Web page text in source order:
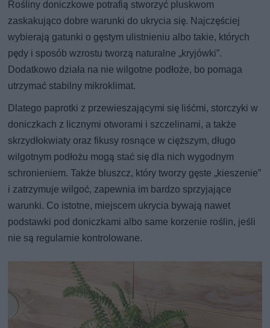
Rośliny doniczkowe potrafią stworzyć pluskwom
zaskakująco dobre warunki do ukrycia się. Najczęściej
wybierają gatunki o gęstym ulistnieniu albo takie, których
pędy i sposób wzrostu tworzą naturalne „kryjówki”.
Dodatkowo działa na nie wilgotne podłoże, bo pomaga
utrzymać stabilny mikroklimat.
Dlatego paprotki z przewieszającymi się liśćmi, storczyki w
doniczkach z licznymi otworami i szczelinami, a także
skrzydłokwiaty oraz fikusy rosnące w cięższym, długo
wilgotnym podłożu mogą stać się dla nich wygodnym
schronieniem. Także bluszcz, który tworzy gęste „kieszenie”
i zatrzymuje wilgoć, zapewnia im bardzo sprzyjające
warunki. Co istotne, miejscem ukrycia bywają nawet
podstawki pod doniczkami albo same korzenie roślin, jeśli
nie są regularnie kontrolowane.